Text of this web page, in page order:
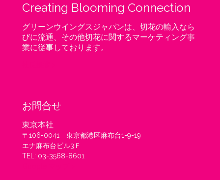
Creating Blooming Connection
グリーンウイングスジャパンは、切花の輸入なら
びに流通、その他切花に関するマーケティング事
業に従事しております。
お問合せ
東京本社
〒106-0041 東京都港区麻布台1-9-19
エナ麻布台ビル3Ｆ
TEL: 03-3568-8601